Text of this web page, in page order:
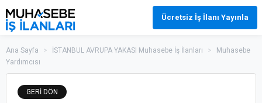
Ücretsiz İş İlanı Yayınla
Ana Sayfa > İSTANBUL AVRUPA YAKASI Muhasebe İş İlanları >
Muhasebe
Yardımcısı
GERİ DÖN